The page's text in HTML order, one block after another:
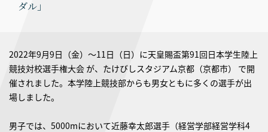
ダル」
2022年9月9日（金）〜11日（日）に天皇賜盃第91回日本学生陸上
競技対校選手権大会 が、たけびしスタジアム京都（京都市） で開
催されました。本学陸上競技部からも男女ともに多くの選手が出
場しました。
男子では、5000mにおいて近藤幸太郎選手（経営学部経営学科4